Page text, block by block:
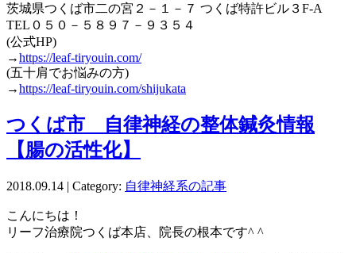
茨城県つくば市二の宮２－１－７ つくば特許ビル３F-A
TEL０５０－５８９７－９３５４
(公式HP)
→https://leaf-tiryouin.com/
(五十肩でお悩みの方)
→https://leaf-tiryouin.com/shijukata
つくば市 自律神経の整体鍼灸情報
【腸の活性化】
2018.09.14 | Category: 自律神経系の記事
こんにちは！
リーフ治療院つくば本店、院長の根本です^ ^